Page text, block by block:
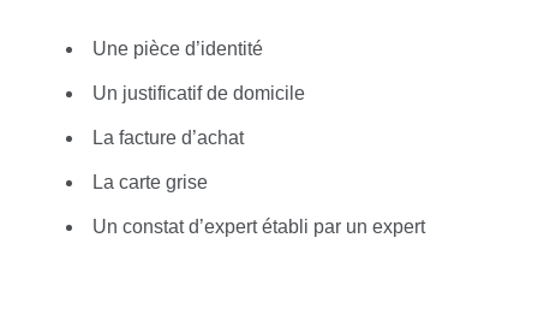
Une pièce d’identité
Un justificatif de domicile
La facture d’achat
La carte grise
Un constat d’expert établi par un expert